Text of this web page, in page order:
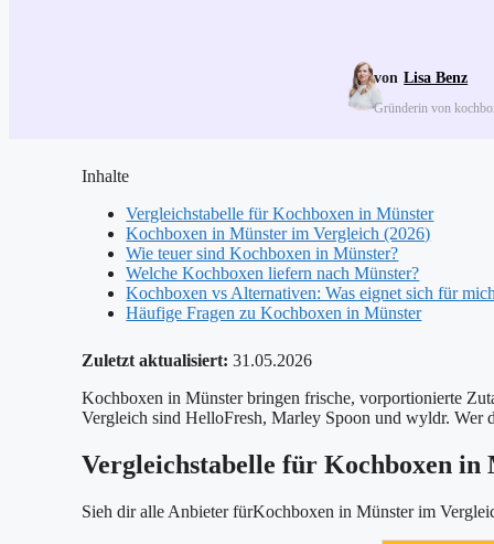
Lisa Benz
Gründerin von
Inhalte
Vergleichstabelle für Kochboxen in Münster
Kochboxen in Münster im Vergleich (2026)
Wie teuer sind Kochboxen in Münster?
Welche Kochboxen liefern nach Münster?
Kochboxen vs Alternativen: Was eignet sich für
Häufige Fragen zu Kochboxen in Münster
Zuletzt aktualisiert: 31.05.2026
Kochboxen in Münster bringen frische, vorportionierte
Vergleich sind HelloFresh, Marley Spoon und wyldr. Wer
Vergleichstabelle für Kochboxen in
Sieh dir alle Anbieter fürKochboxen in Münster im